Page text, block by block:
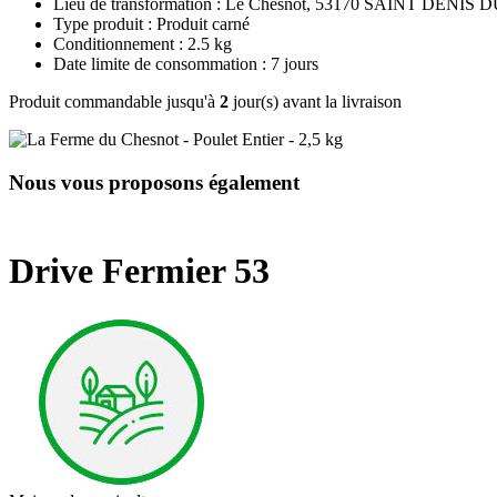
Type produit : Produit carné
Conditionnement : 2.5 kg
Date limite de consommation : 7 jours
Produit commandable jusqu'à 2 jour(s) avant la livraison
Nous vous proposons également
Drive Fermier 53